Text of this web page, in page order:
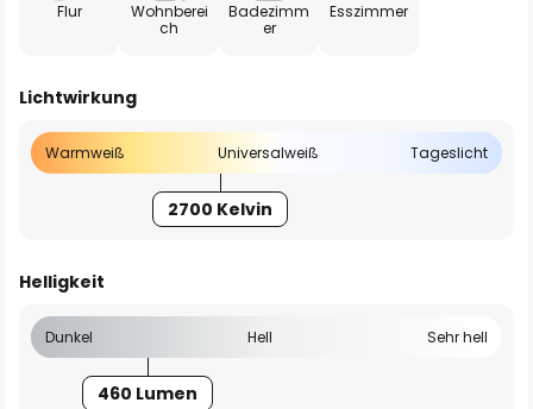
Flur
Wohnberei
ch
Badezimm
er
Esszimmer
Lichtwirkung
Warmweiß Universalweiß Tageslicht
2700 Kelvin
Helligkeit
Dunkel Hell Sehr hell
460 Lumen